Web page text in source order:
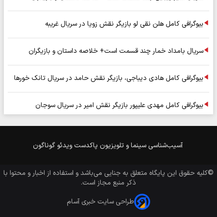
بیوگرافی کامل هلن نقی لو بازیگر نقش زویا در سریال غریبه
سریال بامداد خمار چند قسمت است+ خلاصه داستان و بازیگران
بیوگرافی کامل هادی دیباجی، بازیگر نقش حامد در سریال تانک خورها
بیوگرافی کامل مهدی علیپور بازیگر نقش امیر در سریال سوجان
آسیب‌شناسی سینما و تلویزیون پاکدست ویدئو گوناگون
©کلیه حقوق این پایگاه متعلق به جنایی می‌باشد و استفاده از اخبار و محتوا با
ذکر منبع مجاز است.
طراحی سایت خبری آسام